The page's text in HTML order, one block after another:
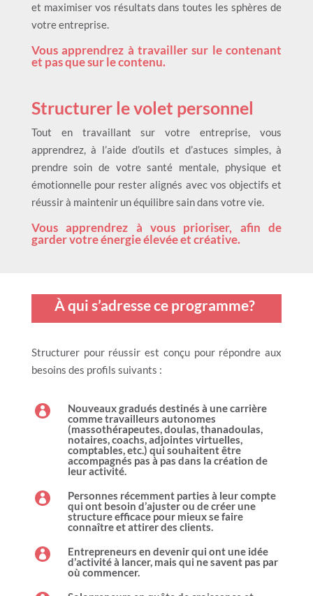
et maximiser vos résultats dans toutes les sphères de
votre entreprise.
Vous apprendrez à travailler sur le contenant
et pas que sur le contenu.
Structurer le volet personnel
Tout en travaillant sur votre entreprise, vous
apprendrez, à l’aide d’outils et d’astuces simples, à
prendre soin de votre santé mentale, physique et
émotionnelle pour rester alignés avec vos objectifs et
réussir à maintenir un équilibre sain dans votre vie.
Vous apprendrez à vous prioriser, afin de
garder votre énergie élevée et créative.
À qui s’adresse ce programme?
Structurer pour réussir est conçu pour répondre aux
besoins des profils suivants :

Nouveaux gradués destinés à une carrière
comme travailleurs autonomes
(massothérapeutes, doulas, thanadoulas,
notaires, coachs, adjointes virtuelles,
comptables, etc.) qui souhaitent être
accompagnés pas à pas dans la création de
leur activité.

Personnes récemment parties à leur compte
qui ont besoin d’ajuster ou de créer une
structure efficace pour mieux se faire
connaître et attirer des clients.

Entrepreneurs en devenir qui ont une idée
d’activité à lancer, mais qui ne savent pas par
où commencer.